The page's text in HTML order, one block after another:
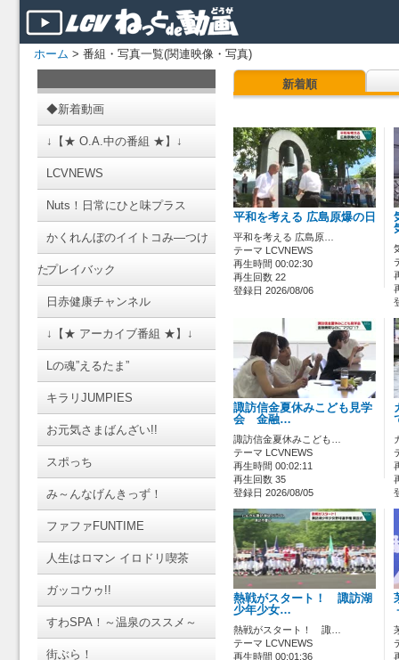
ホーム > 番組・写真一覧(関連映像・写真)
◆新着動画
↓【★ O.A.中の番組 ★】↓
LCVNEWS
Nuts！日常にひと味プラス
かくれんぼのイイトコみ―つけ
たプレイバック
日赤健康チャンネル
↓【★ アーカイブ番組 ★】↓
Lの魂”えるたま”
キラリJUMPIES
お元気さまばんざい!!
スポっち
み～んなげんきっず！
ファファFUNTIME
人生はロマン イロドリ喫茶
ガッコウゥ!!
すわSPA！～温泉のススメ～
街ぶら！
新着順
平和を考える 広島原爆の日
平和を考える 広島原…
テーマ LCVNEWS
再生時間 00:02:30
再生回数 22
登録日 2026/08/06
諏訪信金夏休みこども見学
会 金融…
諏訪信金夏休みこども…
テーマ LCVNEWS
再生時間 00:02:11
再生回数 35
登録日 2026/08/05
熱戦がスタート！ 諏訪湖
少年少女…
熱戦がスタート！ 諏…
テーマ LCVNEWS
再生時間 00:01:36